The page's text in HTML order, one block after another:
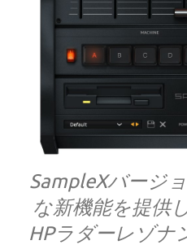
SampleXバージ
な新機能を提供
HPラダーレゾナ